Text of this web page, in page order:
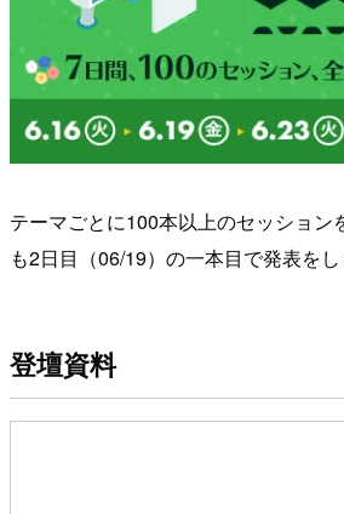
テーマごとに100本以上のセッション
も2日目（06/19）の一本目で発表をし
登壇資料